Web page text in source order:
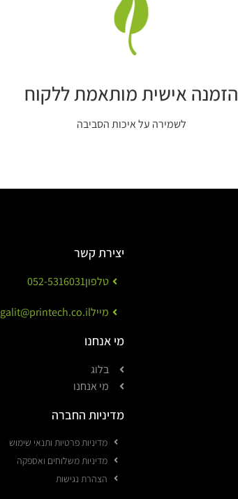
הזמנה אישית מותאמת ללקוח
לשמירה על איכות הסביבה
יצירת קשר
טלפון052-5316031
מיילgalit@printech.co.il
מי אנחנו
בלוג
מי אנחנו
מדיניות החברה
מדיניות פרטיות ותנאי שימוש
מדיניות משלוחים ואספקה
הצהרת נגישות